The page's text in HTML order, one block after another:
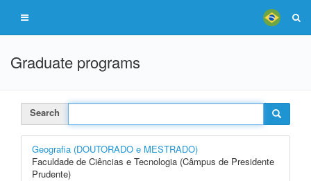
Graduate programs
Search
Geografia (DOUTORADO e MESTRADO)
Faculdade de Ciências e Tecnologia (Câmpus de Presidente
Prudente)